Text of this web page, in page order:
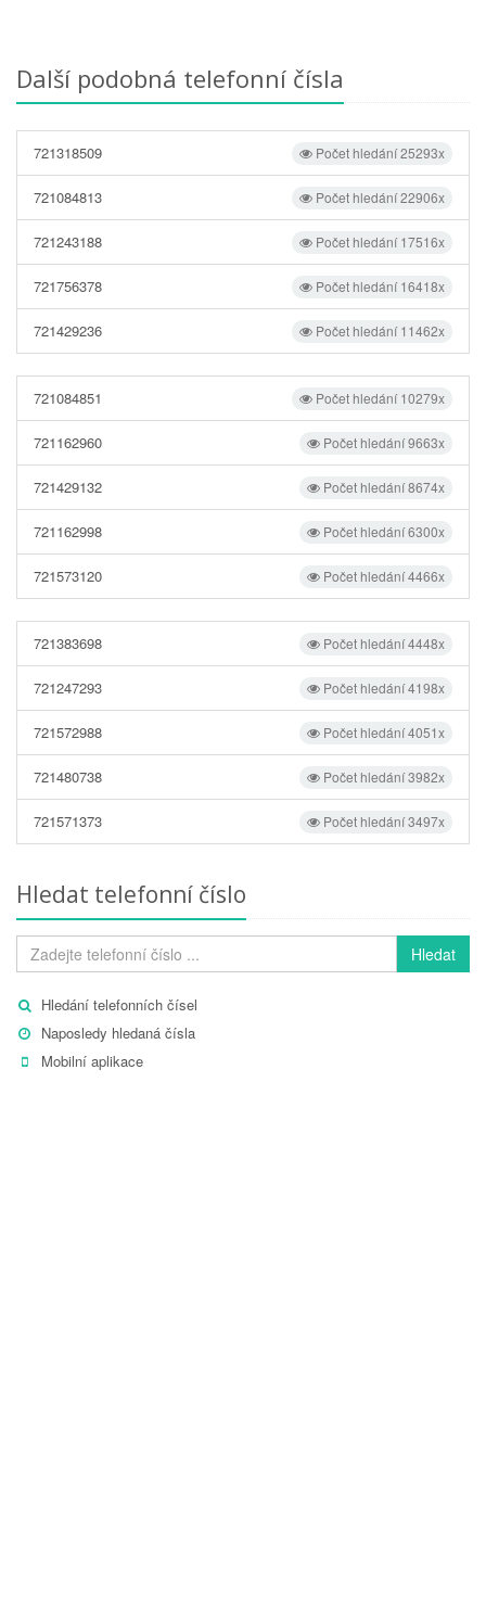
Další podobná telefonní čísla
Počet hledání 25293x
721318509
Počet hledání 22906x
721084813
Počet hledání 17516x
721243188
Počet hledání 16418x
721756378
Počet hledání 11462x
721429236
Počet hledání 10279x
721084851
Počet hledání 9663x
721162960
Počet hledání 8674x
721429132
Počet hledání 6300x
721162998
Počet hledání 4466x
721573120
Počet hledání 4448x
721383698
Počet hledání 4198x
721247293
Počet hledání 4051x
721572988
Počet hledání 3982x
721480738
Počet hledání 3497x
721571373
Hledat telefonní číslo
Hledat
Hledání telefonních čísel
Naposledy hledaná čísla
Mobilní aplikace